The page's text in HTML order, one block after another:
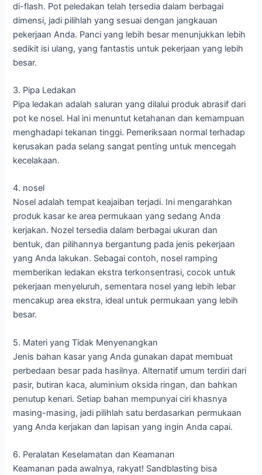
di-flash. Pot peledakan telah tersedia dalam berbagai
dimensi, jadi pilihlah yang sesuai dengan jangkauan
pekerjaan Anda. Panci yang lebih besar menunjukkan lebih
sedikit isi ulang, yang fantastis untuk pekerjaan yang lebih
besar.
3. Pipa Ledakan
Pipa ledakan adalah saluran yang dilalui produk abrasif dari
pot ke nosel. Hal ini menuntut ketahanan dan kemampuan
menghadapi tekanan tinggi. Pemeriksaan normal terhadap
kerusakan pada selang sangat penting untuk mencegah
kecelakaan.
4. nosel
Nosel adalah tempat keajaiban terjadi. Ini mengarahkan
produk kasar ke area permukaan yang sedang Anda
kerjakan. Nozel tersedia dalam berbagai ukuran dan
bentuk, dan pilihannya bergantung pada jenis pekerjaan
yang Anda lakukan. Sebagai contoh, nosel ramping
memberikan ledakan ekstra terkonsentrasi, cocok untuk
pekerjaan menyeluruh, sementara nosel yang lebih lebar
mencakup area ekstra, ideal untuk permukaan yang lebih
besar.
5. Materi yang Tidak Menyenangkan
Jenis bahan kasar yang Anda gunakan dapat membuat
perbedaan besar pada hasilnya. Alternatif umum terdiri dari
pasir, butiran kaca, aluminium oksida ringan, dan bahkan
penutup kenari. Setiap bahan mempunyai ciri khasnya
masing-masing, jadi pilihlah satu berdasarkan permukaan
yang Anda kerjakan dan lapisan yang ingin Anda capai.
6. Peralatan Keselamatan dan Keamanan
Keamanan pada awalnya, rakyat! Sandblasting bisa